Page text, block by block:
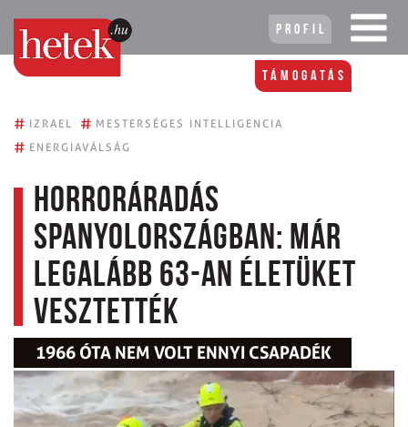
Profil
Támogatás
# IZRAEL # MESTERSÉGES INTELLIGENCIA
# ENERGIAVÁLSÁG
Horroráradás
Spanyolországban: már
legalább 63-an életüket
vesztették
1966 ÓTA NEM VOLT ENNYI CSAPADÉK